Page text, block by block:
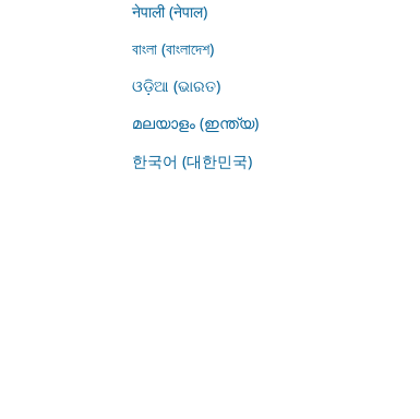
नेपाली (नेपाल)
বাংলা (বাংলাদেশ)
ଓଡ଼ିଆ (ଭାରତ)
മലയാളം (ഇന്ത്യ)
한국어 (대한민국)